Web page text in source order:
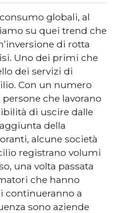
globali, al
su quei trend che
di rotta
Uno dei primi che
dei servizi di
Con un numero
che lavorano
di uscire dalle
della
alcune società
registrano volumi
una volta passata
che hanno
continueranno a
sono aziende